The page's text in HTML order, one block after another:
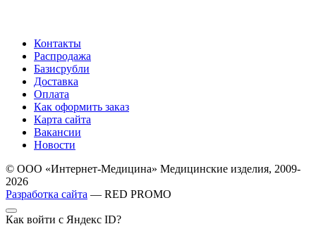
Контакты
Распродажа
Базисрубли
Доставка
Оплата
Как оформить заказ
Карта сайта
Вакансии
Новости
© ООО «Интернет-Медицина» Медицинские изделия, 2009-
2026
Разработка сайта — RED PROMO
Как войти с Яндекс ID?